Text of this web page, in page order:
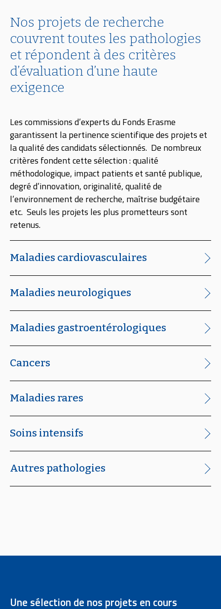
Nos projets de recherche
couvrent toutes les pathologies
et répondent à des critères
d’évaluation d’une haute
exigence
Les commissions d’experts du Fonds Erasme
garantissent la pertinence scientifique des projets et
la qualité des candidats sélectionnés. De nombreux
critères fondent cette sélection : qualité
méthodologique, impact patients et santé publique,
degré d’innovation, originalité, qualité de
l’environnement de recherche, maîtrise budgétaire
etc. Seuls les projets les plus prometteurs sont
retenus.
Maladies cardiovasculaires
Maladies neurologiques
Maladies gastroentérologiques
Cancers
Maladies rares
Soins intensifs
Autres pathologies
Une sélection de nos projets en cours